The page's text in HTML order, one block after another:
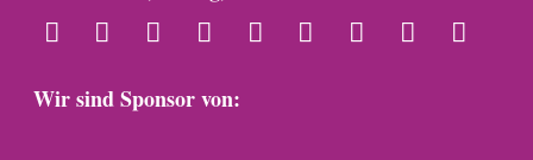
Wir sind Sponsor von: